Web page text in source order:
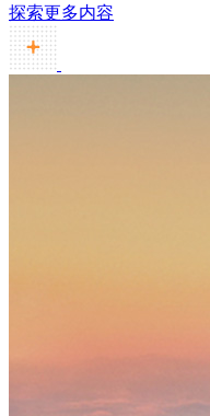
探索更多内容